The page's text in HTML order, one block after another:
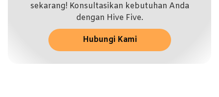
sekarang! Konsultasikan kebutuhan Anda
dengan Hive Five.
Hubungi Kami